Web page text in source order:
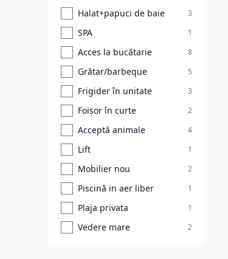
Halat+papuci de baie 3
SPA 1
Acces la bucătarie 8
Grătar/barbeque 5
Frigider în unitate 3
Foișor în curte 2
Acceptă animale 4
Lift 1
Mobilier nou 2
Piscină in aer liber 1
Plaja privata 1
Vedere mare 2